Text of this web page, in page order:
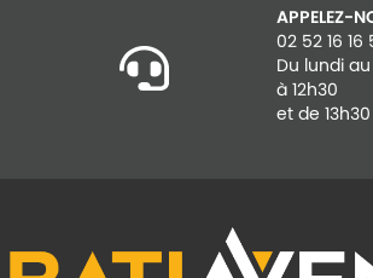
APPELEZ-
02 52 16 16
Du lundi
à 12h30
et de